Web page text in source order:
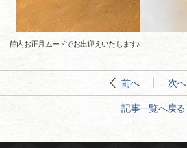
館内お正月ムードでお出迎えいたします♪
前へ 次へ
記事一覧へ戻る